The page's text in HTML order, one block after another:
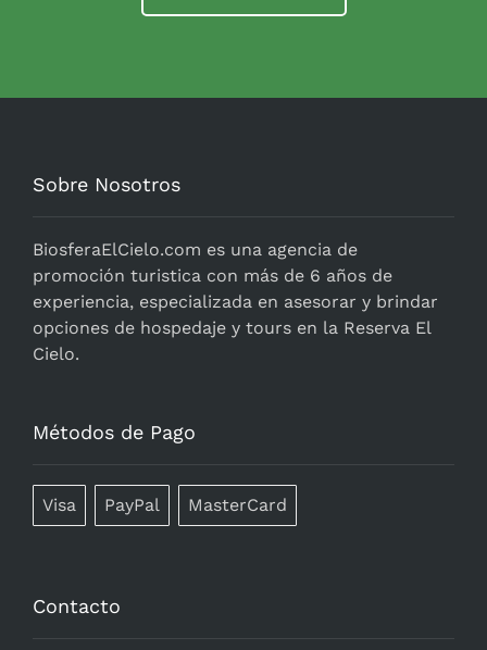
Sobre Nosotros
BiosferaElCielo.com es una agencia de
promoción turistica con más de 6 años de
experiencia, especializada en asesorar y brindar
opciones de hospedaje y tours en la Reserva El
Cielo.
Métodos de Pago
Visa PayPal MasterCard
Contacto